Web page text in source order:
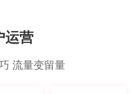
运营
流量变留量